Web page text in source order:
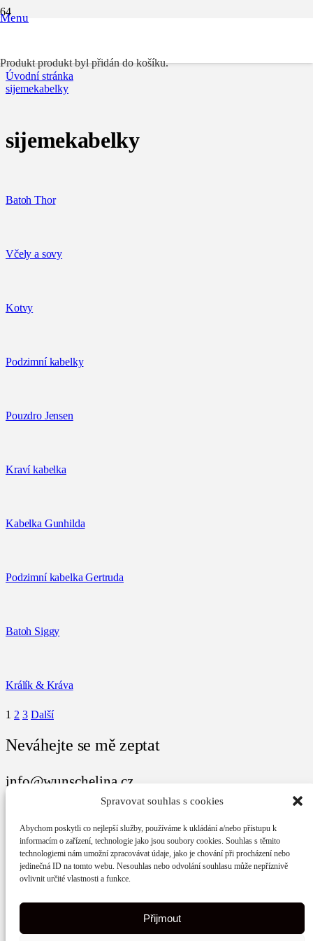
Spravovat souhlas s cookies
Abychom poskytli co nejlepší služby, používáme k ukládání a/nebo přístupu k
informacím o zařízení, technologie jako jsou soubory cookies. Souhlas s těmito
technologiemi nám umožní zpracovávat údaje, jako je chování při procházení nebo
jedinečná ID na tomto webu. Nesouhlas nebo odvolání souhlasu může nepříznivě
ovlivnit určité vlastnosti a funkce.
Přijmout
Menu
Produktprodukt byl přidán do košíku.
Úvodní stránka
sijemekabelky
sijemekabelky
Batoh Thor
Včely a sovy
Kotvy
Podzimní kabelky
Pouzdro Jensen
Kraví kabelka
Kabelka Gunhilda
Podzimní kabelka Gertruda
Batoh Siggy
Králík & Kráva
1 2 3 Další
Neváhejte se mě zeptat
info@wunschelina.cz
Instagram
Facebook
© 2026 Wunschelina.cz | Web vytvořilo